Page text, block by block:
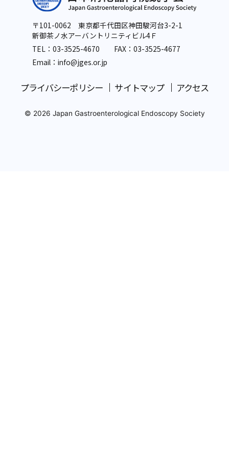
〒101-0062 東京都千代田区神田駿河台3-2-1
新御茶ノ水アーバントリニティビル4Ｆ
TEL：03-3525-4670 FAX：03-3525-4677
Email：info@jges.or.jp
プライバシーポリシー サイトマップ アクセス
© 2026 Japan Gastroenterological Endoscopy Society